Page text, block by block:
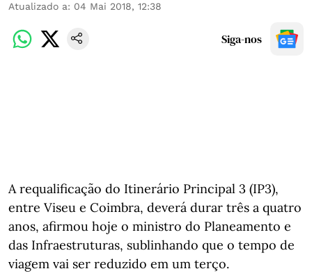
Atualizado a: 04 Mai 2018, 12:38
Siga-nos
A requalificação do Itinerário Principal 3 (IP3),
entre Viseu e Coimbra, deverá durar três a quatro
anos, afirmou hoje o ministro do Planeamento e
das Infraestruturas, sublinhando que o tempo de
viagem vai ser reduzido em um terço.